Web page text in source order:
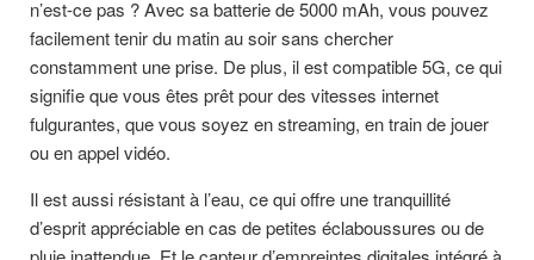
n’est-ce pas ? Avec sa batterie de 5000 mAh, vous pouvez
facilement tenir du matin au soir sans chercher
constamment une prise. De plus, il est compatible 5G, ce qui
signifie que vous êtes prêt pour des vitesses internet
fulgurantes, que vous soyez en streaming, en train de jouer
ou en appel vidéo.
Il est aussi résistant à l’eau, ce qui offre une tranquillité
d’esprit appréciable en cas de petites éclaboussures ou de